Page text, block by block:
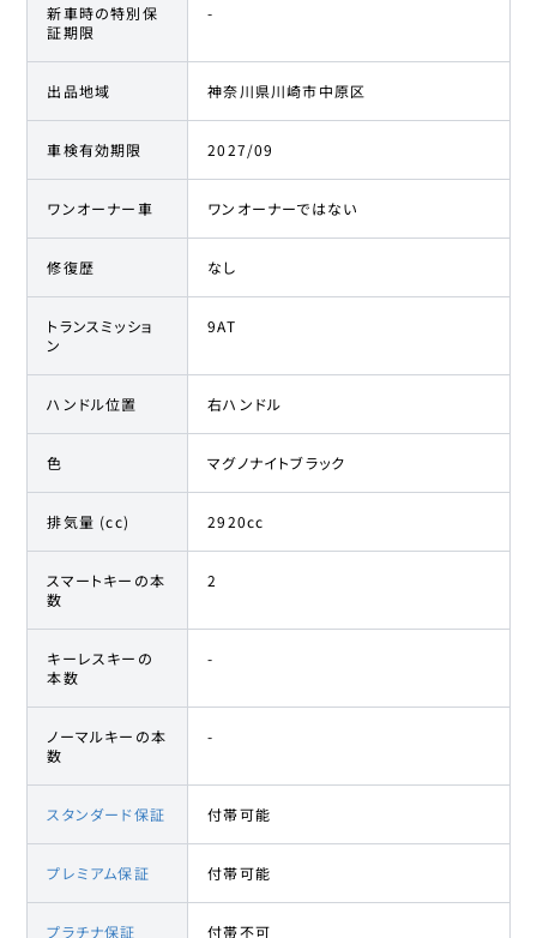
新車時の特別保
証期限
-
出品地域 神奈川県川崎市中原区
車検有効期限 2027/09
ワンオーナー車 ワンオーナーではない
修復歴 なし
トランスミッショ
ン
9AT
ハンドル位置 右ハンドル
色 マグノナイトブラック
排気量 (cc) 2920cc
スマートキーの本
数
2
キーレスキーの
本数
-
ノーマルキーの本
数
-
スタンダード保証 付帯可能
プレミアム保証 付帯可能
プラチナ保証 付帯不可